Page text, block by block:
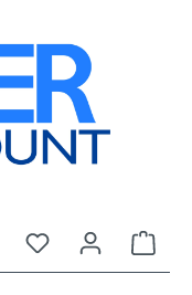
Du hast 0